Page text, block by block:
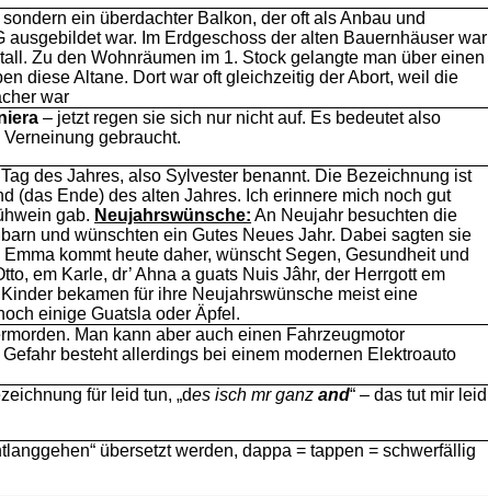
ein überdachter Balkon, der oft als Anbau und
ausgebildet war. Im Erdgeschoss der alten Bauernhäuser war
Zu den Wohnräumen im 1. Stock gelangte man über einen
diese Altane. Dort war oft gleichzeitig der Abort, weil die
war
– jetzt regen sie sich nur nicht auf. Es bedeutet also
gebraucht.
des Jahres, also Sylvester benannt. Die Bezeichnung ist
(das Ende) des alten Jahres. Ich erinnere mich noch gut
gab. Neujahrswünsche: An Neujahr besuchten die
und wünschten ein Gutes Neues Jahr. Dabei sagten sie
kommt heute daher, wünscht Segen, Gesundheit und
em Karle, dr’ Ahna a guats Nuis Jâhr, der Herrgott em
bekamen für ihre Neujahrswünsche meist eine
einige Guatsla oder Äpfel.
Man kann aber auch einen Fahrzeugmotor
besteht allerdings bei einem modernen Elektroauto
für leid tun, „des isch mr ganzand“ – das tut mir leid
übersetzt werden, dappa = tappen = schwerfällig